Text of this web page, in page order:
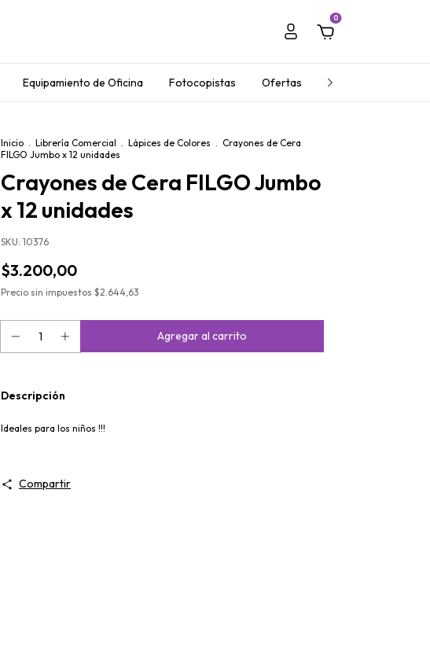
0
Equipamiento de Oficina Fotocopistas Ofertas Regalos
Inicio . Librería Comercial . Lápices de Colores . Crayones de Cera
FILGO Jumbo x 12 unidades
Crayones de Cera FILGO Jumbo
x 12 unidades
SKU: 10376
$3.200,00
Precio sin impuestos $2.644,63
Descripción
Ideales para los niños !!!
Compartir